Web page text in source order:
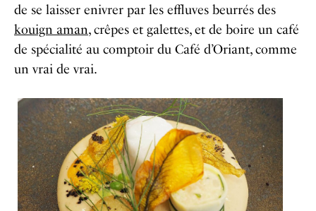
de se laisser enivrer par les effluves beurrés des
kouign aman, crêpes et galettes, et de boire un café
de spécialité au comptoir du Café d’Oriant, comme
un vrai de vrai.